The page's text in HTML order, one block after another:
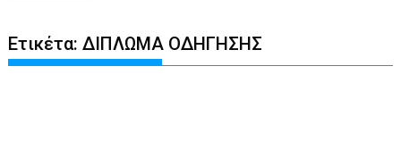
Ετικέτα:ΔΙΠΛΩΜΑ ΟΔΗΓΗΣΗΣ